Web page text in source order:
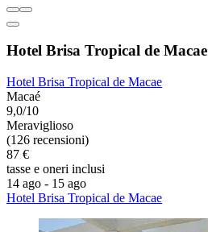
Hotel Brisa Tropical de Macae
Hotel Brisa Tropical de Macae
Macaé
9,0/10
Meraviglioso
(126 recensioni)
87 €
tasse e oneri inclusi
14 ago - 15 ago
Hotel Brisa Tropical de Macae